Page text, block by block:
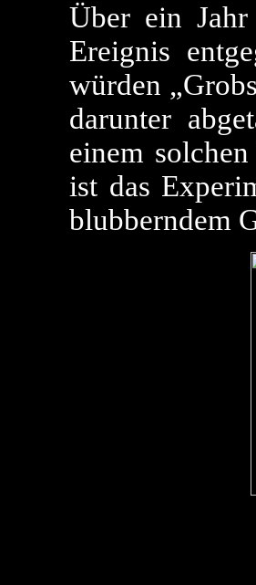
Über ein
Ereignis
würden
darunter
einem
ist das
blubberndem